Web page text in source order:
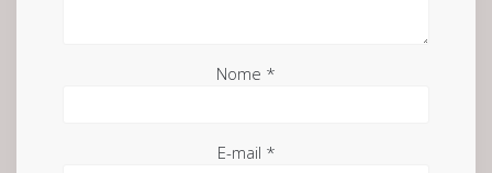
Nome *
E-mail *